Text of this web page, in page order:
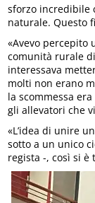
sforzo incredibile
naturale. Questo
«Avevo percepito
comunità rurale
interessava
molti non erano
la scommessa
gli allevatori che
«L’idea di unire
sotto a un unico
regista -, così si è